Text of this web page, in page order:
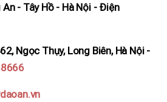
- Tây Hồ - Hà Nội - Điện
Ngọc Thụy, Long Biên, Hà Nội -